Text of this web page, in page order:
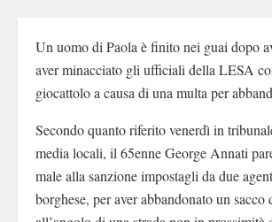
Un uomo di Paola è finito nei guai dopo
aver minacciato gli ufficiali della LESA
giocattolo a causa di una multa per
Secondo quanto riferito venerdì in
media locali, il 65enne George Annati
male alla sanzione impostagli da due
borghese, per aver abbandonato un sacco